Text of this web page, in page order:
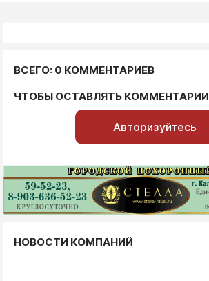
ВСЕГО: 0 КОММЕНТАРИЕВ
ЧТОБЫ ОСТАВЛЯТЬ КОММЕНТАРИИ
Авторизуйтесь
НОВОСТИ КОМПАНИЙ